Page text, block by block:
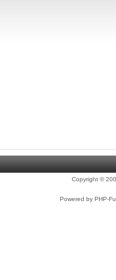
Copyright ©
Powered by PHP-